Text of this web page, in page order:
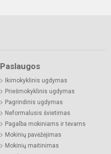
Paslaugos
Ikimokyklinis ugdymas
Priešmokyklinis ugdymas
Pagrindinis ugdymas
Neformalusis švietimas
Pagalba mokiniams ir tėvams
Mokinių pavėžėjimas
Mokinių maitinimas